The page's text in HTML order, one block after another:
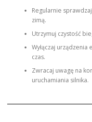
Regularnie
zimą.
Utrzymuj czystość
Wyłączaj urządzenia
czas.
Zwracaj uwagę na
uruchamiania silnika.